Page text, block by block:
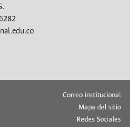
Correo institucional
Mapa del sitio
Redes Sociales